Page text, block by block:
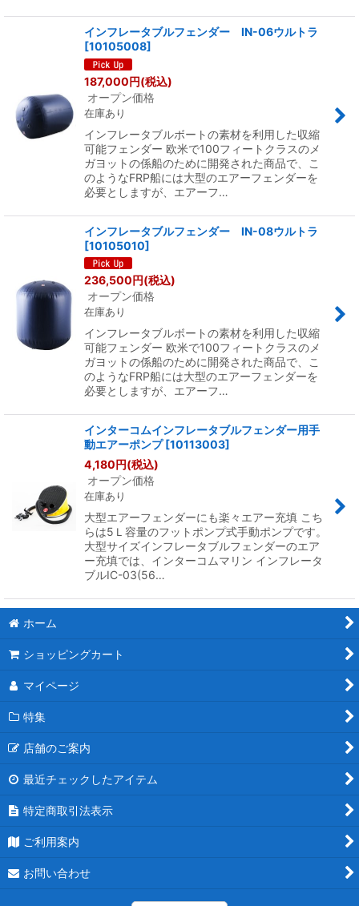
インフレータブルフェンダー IN-06ウルトラ
[10105008]
187,000円(税込)
オープン価格
在庫あり
インフレータブルボートの素材を利用した収縮
可能フェンダー 欧米で100フィートクラスのメ
ガヨットの係船のために開発された商品で、こ
のようなFRP船には大型のエアーフェンダーを
必要としますが、エアーフ…
インフレータブルフェンダー IN-08ウルトラ
[10105010]
236,500円(税込)
オープン価格
在庫あり
インフレータブルボートの素材を利用した収縮
可能フェンダー 欧米で100フィートクラスのメ
ガヨットの係船のために開発された商品で、こ
のようなFRP船には大型のエアーフェンダーを
必要としますが、エアーフ…
インターコムインフレータブルフェンダー用手
動エアーポンプ [10113003]
4,180円(税込)
オープン価格
在庫あり
大型エアーフェンダーにも楽々エアー充填 こち
らは5Ｌ容量のフットポンプ式手動ポンプです。
大型サイズインフレータブルフェンダーのエア
ー充填では、インターコムマリン インフレータ
ブルIC-03(56…
ホーム
ショッピングカート
マイページ
特集
店舗のご案内
最近チェックしたアイテム
特定商取引法表示
ご利用案内
お問い合わせ